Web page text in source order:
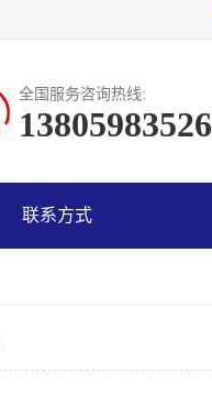
全国服务咨询热线:
13805983526
联系方式